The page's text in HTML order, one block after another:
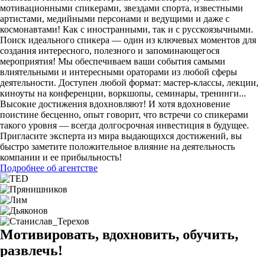
мотивационными спикерами, звездами спорта, известными
артистами, медийными персонами и ведущими и даже с
космонавтами! Как с иностранными, так и с русскоязычными.
Поиск идеального спикера — один из ключевых моментов для
создания интересного, полезного и запоминающегося
мероприятия! Мы обеспечиваем ваши события самыми
влиятельными и интересными ораторами из любой сферы
деятельности. Доступен любой формат: мастер-классы, лекции,
киноуты на конференции, воркшопы, семинары, тренинги...
Высокие достижения вдохновляют! И хотя вдохновение
поистине бесценно, опыт говорит, что встречи со спикерами
такого уровня — всегда долгосрочная инвестиция в будущее.
Пригласите эксперта из мира выдающихся достижений, вы
быстро заметите положительное влияние на деятельность
компании и ее прибыльность!
Подробнее об агентстве
Мотивировать, вдохновить, обучить,
развлечь!